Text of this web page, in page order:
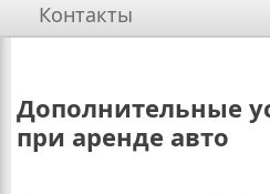
Контакты
Дополнительные
при аренде авто